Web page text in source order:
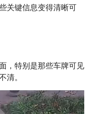
关键信息变得清晰可
，特别是那些车牌可见
。